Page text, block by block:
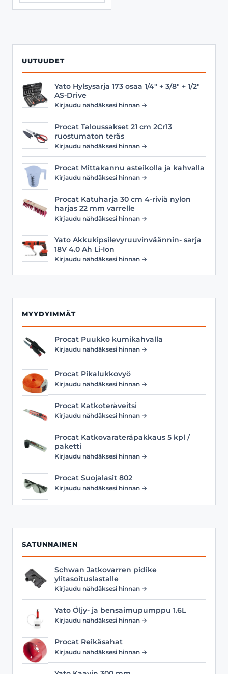
UUTUUDET
Yato Hylsysarja 173 osaa 1/4" + 3/8" + 1/2"
AS-Drive
Kirjaudu nähdäksesi hinnan →
Procat Taloussakset 21 cm 2Cr13
ruostumaton teräs
Kirjaudu nähdäksesi hinnan →
Procat Mittakannu asteikolla ja kahvalla
Kirjaudu nähdäksesi hinnan →
Procat Katuharja 30 cm 4-riviä nylon
harjas 22 mm varrelle
Kirjaudu nähdäksesi hinnan →
Yato Akkukipsilevyruuvinväännin- sarja
18V 4.0 Ah Li-Ion
Kirjaudu nähdäksesi hinnan →
MYYDYIMMÄT
Procat Puukko kumikahvalla
Kirjaudu nähdäksesi hinnan →
Procat Pikalukkovyö
Kirjaudu nähdäksesi hinnan →
Procat Katkoteräveitsi
Kirjaudu nähdäksesi hinnan →
Procat Katkovarateräpakkaus 5 kpl /
paketti
Kirjaudu nähdäksesi hinnan →
Procat Suojalasit 802
Kirjaudu nähdäksesi hinnan →
SATUNNAINEN
Schwan Jatkovarren pidike
ylitasoituslastalle
Kirjaudu nähdäksesi hinnan →
Yato Öljy- ja bensaimupumppu 1.6L
Kirjaudu nähdäksesi hinnan →
Procat Reikäsahat
Kirjaudu nähdäksesi hinnan →